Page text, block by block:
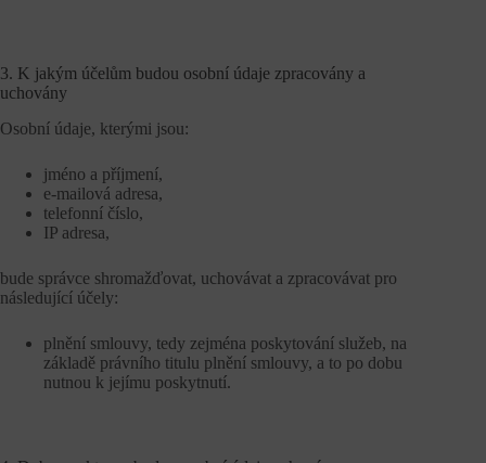
3. K jakým účelům budou osobní údaje zpracovány a
uchovány
Osobní údaje, kterými jsou:
jméno a příjmení,
e-mailová adresa,
telefonní číslo,
IP adresa,
bude správce shromažďovat, uchovávat a zpracovávat pro
následující účely:
plnění smlouvy, tedy zejména poskytování služeb, na
základě právního titulu plnění smlouvy, a to po dobu
nutnou k jejímu poskytnutí.